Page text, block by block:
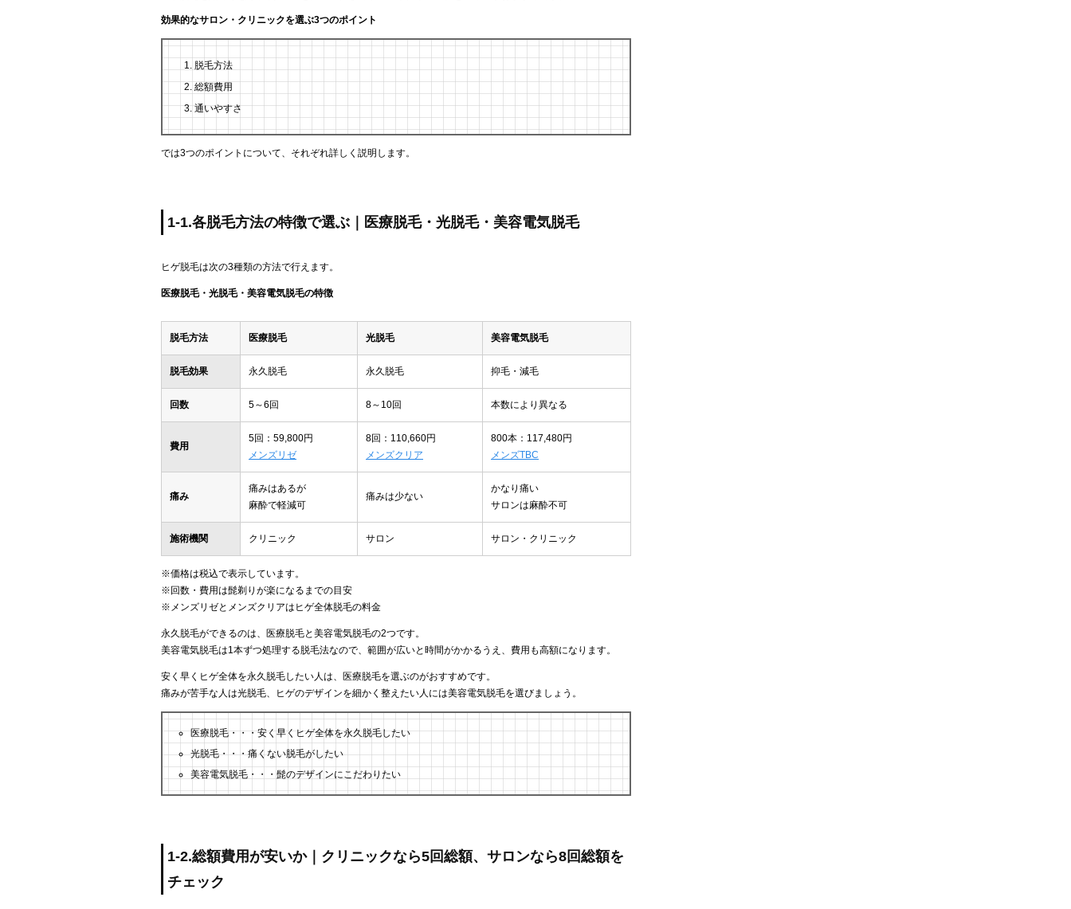
効果的なサロン・クリニックを選ぶ3つのポイント
脱毛方法
総額費用
通いやすさ
では3つのポイントについて、それぞれ詳しく説明します。
1-1.各脱毛方法の特徴で選ぶ｜医療脱毛・光脱毛・美容電気脱毛
ヒゲ脱毛は次の3種類の方法で行えます。
医療脱毛・光脱毛・美容電気脱毛の特徴
脱毛方法 医療脱毛 光脱毛 美容電気脱毛
脱毛効果 永久脱毛 永久脱毛 抑毛・減毛
回数 5～6回 8～10回 本数により異なる
費用
5回：59,800円
メンズリゼ
8回：110,660円
メンズクリア
800本：117,480円
メンズTBC
痛み
痛みはあるが
麻酔で軽減可
痛みは少ない
かなり痛い
サロンは麻酔不可
施術機関 クリニック サロン サロン・クリニック
※価格は税込で表示しています。
※回数・費用は髭剃りが楽になるまでの目安
※メンズリゼとメンズクリアはヒゲ全体脱毛の料金
永久脱毛ができるのは、医療脱毛と美容電気脱毛の2つです。
美容電気脱毛は1本ずつ処理する脱毛法なので、範囲が広いと時間がかかるうえ、費用も高額になります。
安く早くヒゲ全体を永久脱毛したい人は、医療脱毛を選ぶのがおすすめです。
痛みが苦手な人は光脱毛、ヒゲのデザインを細かく整えたい人には美容電気脱毛を選びましょう。
医療脱毛・・・安く早くヒゲ全体を永久脱毛したい
光脱毛・・・痛くない脱毛がしたい
美容電気脱毛・・・髭のデザインにこだわりたい
1-2.総額費用が安いか｜クリニックなら5回総額、サロンなら8回総額を
チェック